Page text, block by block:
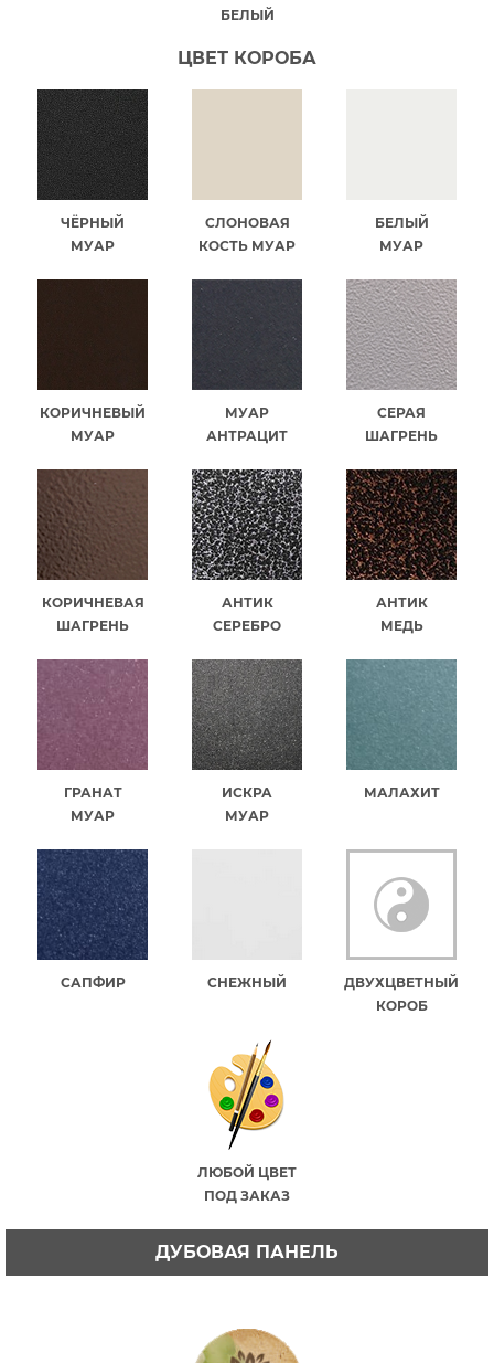
БЕЛЫЙ
ЦВЕТ КОРОБА
ЧЁРНЫЙ
МУАР
СЛОНОВАЯ
КОСТЬ МУАР
БЕЛЫЙ
МУАР
КОРИЧНЕВЫЙ
МУАР
МУАР
АНТРАЦИТ
СЕРАЯ
ШАГРЕНЬ
КОРИЧНЕВАЯ
ШАГРЕНЬ
АНТИК
СЕРЕБРО
АНТИК
МЕДЬ
ГРАНАТ
МУАР
ИСКРА
МУАР
МАЛАХИТ
САПФИР СНЕЖНЫЙ
ДВУХЦВЕТНЫЙ
КОРОБ
ЛЮБОЙ ЦВЕТ
ПОД ЗАКАЗ
ДУБОВАЯ ПАНЕЛЬ